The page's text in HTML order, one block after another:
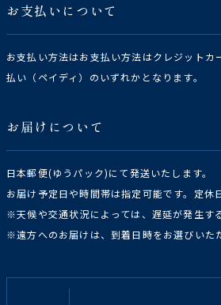
お支払いについて
お支払い方法はお支払い方法はクレジット
払い（ペイディ）のいずれかとなります。
お届けについて
日本郵便(ゆうパック)にて発送いたします。
お届け予定日や時間帯は指定可能です。定休
※天候や交通状況によっては、遅延が発生す
※遠方へのお届けは、到着日時をお選びいた